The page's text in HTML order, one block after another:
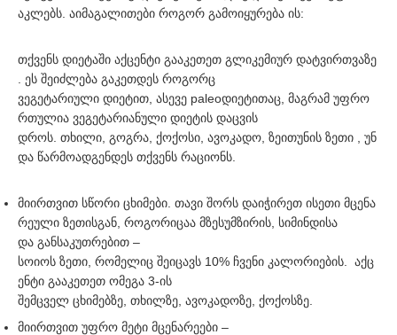
აკლებს. აიმაგალითები როგორ გამოიყურება ის:
თქვენს დიეტაში აქცენტი გააკეთეთ გლიკემიურ დატვირთვაზე
. ეს შეიძლება გაკეთდეს როგორც
ვეგეტარიული დიეტით, ასევე paleoდიეტითაც, მაგრამ უფრო
რთულია ვეგეტარიანული დიეტის დაცვის
დროს. თხილი, გოგრა, ქოქოსი, ავოკადო, ზეითუნის ზეთი , უნ
და წარმოადგენდეს თქვენს რაციონს.
მიირთვით სწორი ცხიმები. თავი შორს დაიჭირეთ ისეთი მცენა
რეული ზეთისგან, როგორიცაა მზესუმზირის, სიმინდისა
და განსაკუთრებით –
სოიოს ზეთი, რომელიც შეიცავს 10% ჩვენი კალორიების. აქც
ენტი გააკეთეთ ომეგა 3-ის
შემცველ ცხიმებზე, თხილზე, ავოკადოზე, ქოქოსზე.
მიირთვით უფრო მეტი მცენარეები –